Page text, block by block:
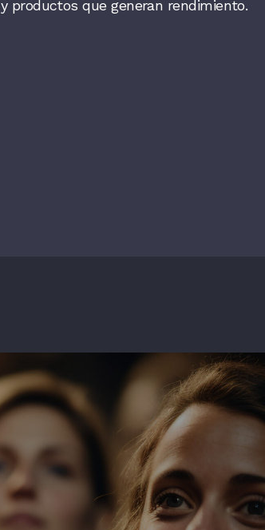
productos que generan rendimiento.